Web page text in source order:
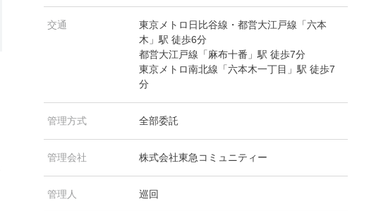
交通
東京メトロ日比谷線・都営大江戸線「六本
木」駅 徒歩6分
都営大江戸線「麻布十番」駅 徒歩7分
東京メトロ南北線「六本木一丁目」駅 徒歩7
分
管理方式 全部委託
管理会社 株式会社東急コミュニティー
管理人 巡回